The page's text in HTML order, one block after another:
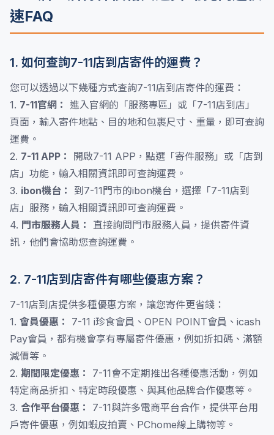
速FAQ
1. 如何查詢7-11店到店寄件的運費？
您可以透過以下幾種方式查詢7-11店到店寄件的運費：
1. 7-11官網：
進入官網的「服務專區」或「7-11店到店」
頁面，輸入寄件地點、目的地和包裹尺寸、重量，即可查詢
運費。
2. 7-11 APP：
開啟7-11 APP，點選「寄件服務」或「店到
店」功能，輸入相關資訊即可查詢運費。
3. ibon機台：
到7-11門市的ibon機台，選擇「7-11店到
店」服務，輸入相關資訊即可查詢運費。
4. 門市服務人員： 直接詢問門市服務人員，提供寄件資
訊，他們會協助您查詢運費。
2. 7-11店到店寄件有哪些優惠方案？
7-11店到店提供多種優惠方案，讓您寄件更省錢：
1. 會員優惠：
7-11 i珍食會員、OPEN POINT會員、icash
Pay會員，都有機會享有專屬寄件優惠，例如折扣碼、滿額
減價等。
2. 期間限定優惠：
7-11會不定期推出各種優惠活動，例如
特定商品折扣、特定時段優惠、與其他品牌合作優惠等。
3. 合作平台優惠：
7-11與許多電商平台合作，提供平台用
戶寄件優惠，例如蝦皮拍賣、PChome線上購物等。